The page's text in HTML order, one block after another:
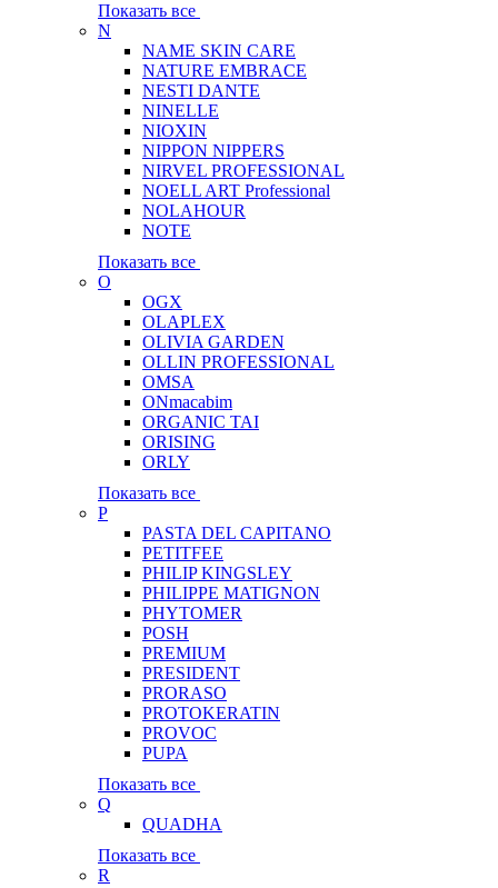
Показать все
N
NAME SKIN CARE
NATURE EMBRACE
NESTI DANTE
NINELLE
NIOXIN
NIPPON NIPPERS
NIRVEL PROFESSIONAL
NOELL ART Professional
NOLAHOUR
NOTE
Показать все
O
OGX
OLAPLEX
OLIVIA GARDEN
OLLIN PROFESSIONAL
OMSA
ONmacabim
ORGANIC TAI
ORISING
ORLY
Показать все
P
PASTA DEL CAPITANO
PETITFEE
PHILIP KINGSLEY
PHILIPPE MATIGNON
PHYTOMER
POSH
PREMIUM
PRESIDENT
PRORASO
PROTOKERATIN
PROVOC
PUPA
Показать все
Q
QUADHA
Показать все
R